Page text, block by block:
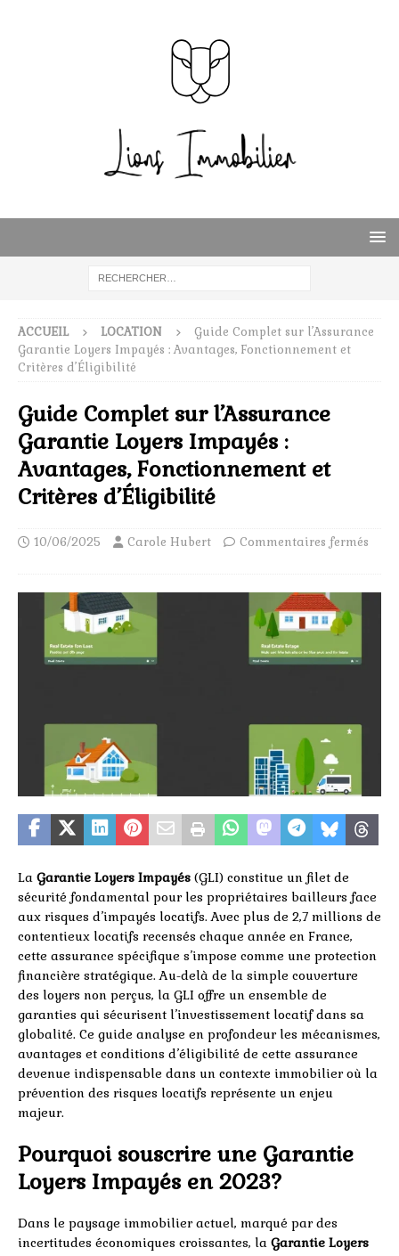
ACCUEIL LOCATION
Guide Complet sur l’Assurance
Garantie Loyers Impayés : Avantages, Fonctionnement et
Critères d’Éligibilité
Guide Complet sur l’Assurance
Garantie Loyers Impayés :
Avantages, Fonctionnement et
Critères d’Éligibilité
10/06/2025 Carole Hubert Commentaires fermés
La Garantie Loyers Impayés (GLI) constitue un filet de
sécurité fondamental pour les propriétaires bailleurs face
aux risques d’impayés locatifs. Avec plus de 2,7 millions de
contentieux locatifs recensés chaque année en France,
cette assurance spécifique s’impose comme une protection
financière stratégique. Au-delà de la simple couverture
des loyers non perçus, la GLI offre un ensemble de
garanties qui sécurisent l’investissement locatif dans sa
globalité. Ce guide analyse en profondeur les mécanismes,
avantages et conditions d’éligibilité de cette assurance
devenue indispensable dans un contexte immobilier où la
prévention des risques locatifs représente un enjeu
majeur.
Pourquoi souscrire une Garantie
Loyers Impayés en 2023?
Dans le paysage immobilier actuel, marqué par des
incertitudes économiques croissantes, la Garantie Loyers